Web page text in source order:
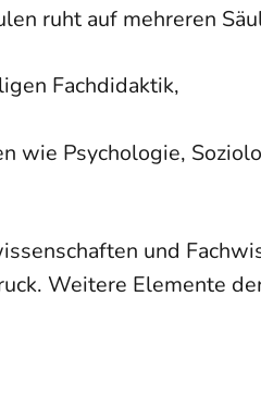
ruht auf mehreren
Fachdidaktik,
wie Psychologie,
und
Weitere Elemente